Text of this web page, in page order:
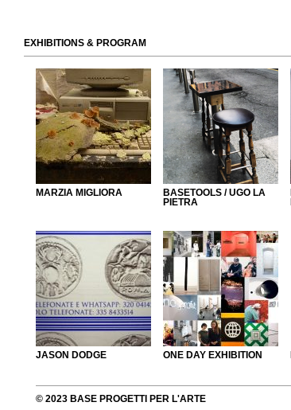
EXHIBITIONS & PROGRAM
MARZIA MIGLIORA
BASETOOLS / UGO LA
PIETRA
JASON DODGE ONE DAY EXHIBITION
© 2023 BASE PROGETTI PER L'ARTE